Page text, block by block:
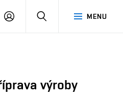
MENU
PŘIHLÁŠENÍ
výroby